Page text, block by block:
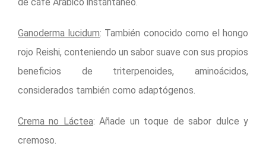
de café Arábico instantáneo.
Ganoderma lucidum: También conocido como el hongo
rojo Reishi, conteniendo un sabor suave con sus propios
beneficios de triterpenoides, aminoácidos,
considerados también como adaptógenos.
Crema no Láctea: Añade un toque de sabor dulce y
cremoso.